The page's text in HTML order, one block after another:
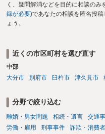
く、疑問解消などを目的に相談のみ
録が必要)であなたの相談を匿名投
ょう。
近くの市区町村を選び直す
中部
大分市
別府市 臼杵市 津久見市
分野で絞り込む
離婚・男女問題 相続・遺言 交通
労働・雇用
刑事事件 詐欺・消費